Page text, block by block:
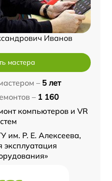
Иванов
мастера
– 5 лет
– 1 160
компьютеров и VR
им. Р. Е. Алексеева,
эксплуатация